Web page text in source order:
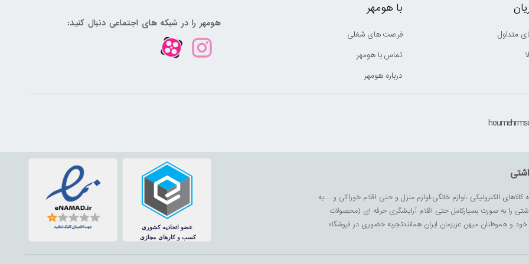
متداول
با هومهر
فرصت های شغلی
تماس با هومهر
درباره هومهر
هومهر را در شبکه های اجتماعی دنبال کنید:
الکترونیکی ،لوازم خانگی،لوازم منزل و حتی اقلام خوراکی و ....به
را به صورت بسیارکامل حتی اقلام آرایشگری حرفه ای (محصولات
خود و هموطنان میهن عزیزمان ایران همانندتجربه حضوری در فروشگاه